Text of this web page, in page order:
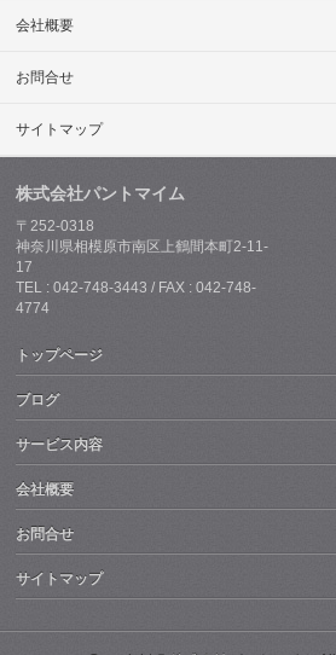
会社概要
お問合せ
サイトマップ
株式会社パントマイム
〒252-0318
神奈川県相模原市南区上鶴間本町2-11-
17
TEL : 042-748-3443 / FAX : 042-748-
4774
トップページ
ブログ
サービス内容
会社概要
お問合せ
サイトマップ